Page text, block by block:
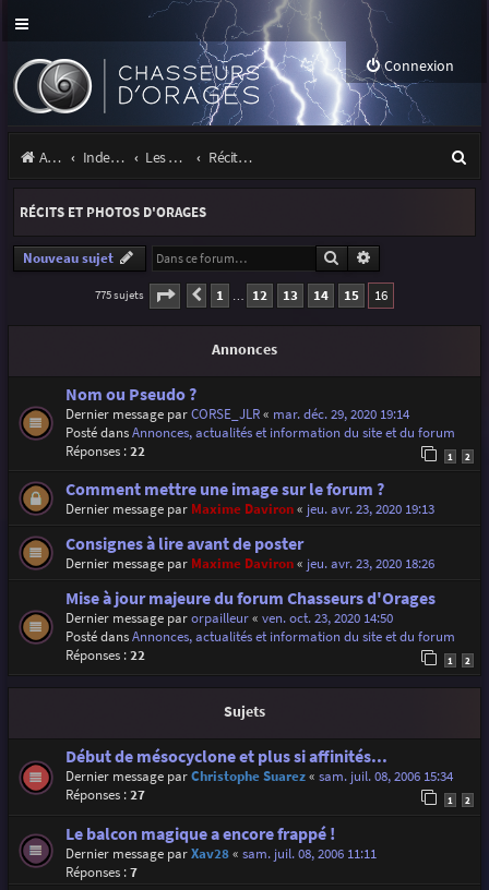
Connexion
Accueil Index du forum Les orages Récits et photos d'orages
e
r
RÉCITS ET PHOTOS D'ORAGES
Nouveau sujet Rechercher
775 sujets Page 16 16
Précédente
1 … 12 13 14 15 16
Annonces
Nom ou Pseudo ?
Dernier message parCORSE_JLR« mar. déc. 29, 2020 19:14
Posté dansAnnonces, actualités et information du site et du forum
Réponses :22 1 2
Comment mettre une image sur le forum ?
Dernier message par Maxime Daviron« jeu. avr. 23, 2020 19:13
Consignes à lire avant de poster
Dernier message par Maxime Daviron« jeu. avr. 23, 2020 18:26
Mise à jour majeure du forum Chasseurs d'Orages
Dernier message parorpailleur« ven. oct. 23, 2020 14:50
Posté dansAnnonces, actualités et information du site et du forum
Réponses :22 1 2
Sujets
Début de mésocyclone et plus si affinités...
Dernier message parChristophe Suarez« sam. juil. 08, 2006 15:34
Réponses :27 1 2
Le balcon magique a encore frappé !
Dernier message parXav28« sam. juil. 08, 2006 11:11
Réponses :7